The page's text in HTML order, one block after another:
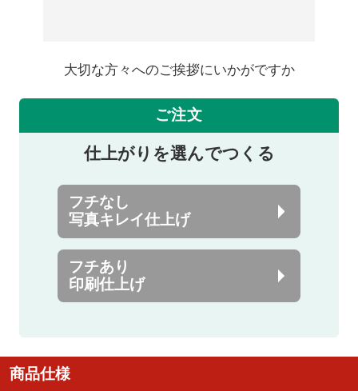
大切な方々へのご挨拶にいかがですか
ご注文
仕上がりを選んでつくる
フチなし
写真キレイ仕上げ
フチあり
印刷仕上げ
商品仕様